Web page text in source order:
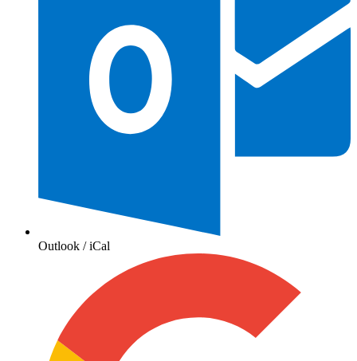
Outlook / iCal